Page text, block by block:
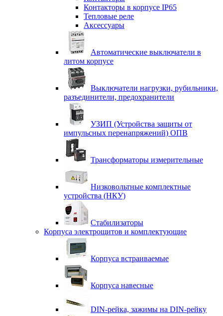
Контакторы в корпусе IP65
Тепловые реле
Аксессуары
Автоматические выключатели в
литом корпусе
Выключатели нагрузки, рубильники,
разъединители, предохранители
УЗИП (Устройства защиты от
импульсных перенапряжений) ОПВ
Трансформаторы измерительные
Низковольтные комплектные
устройства (НКУ)
Стабилизаторы
Корпуса электрощитов и комплектующие
Корпуса встраиваемые
Корпуса навесные
DIN-рейка, зажимы на DIN-рейку